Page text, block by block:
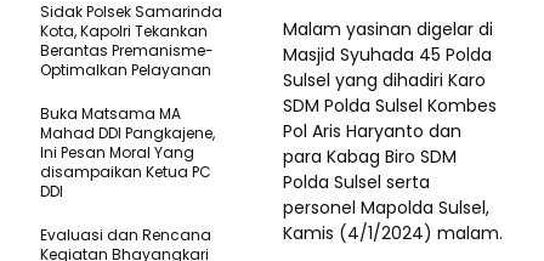
Malam yasinan digelar di
Masjid Syuhada 45 Polda
Sulsel yang dihadiri Karo
SDM Polda Sulsel Kombes
Pol Aris Haryanto dan
para Kabag Biro SDM
Polda Sulsel serta
personel Mapolda Sulsel,
Kamis (4/1/2024) malam.
Sidak Polsek Samarinda
Kota, Kapolri Tekankan
Berantas Premanisme-
Optimalkan Pelayanan
Buka Matsama MA
Mahad DDI Pangkajene,
Ini Pesan Moral Yang
disampaikan Ketua PC
DDI
Evaluasi dan Rencana
Kegiatan Bhayangkari